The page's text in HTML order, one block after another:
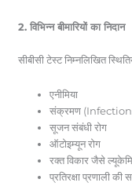
2. विभिन्न बीमारियों का निदान
सीबीसी टेस्ट निम्नलिखित
एनीमिया
संक्रमण
सूजन संबंधी रोग
ऑटोइम्यून रोग
रक्त विकार जैसे
प्रतिरक्षा प्रणाली की